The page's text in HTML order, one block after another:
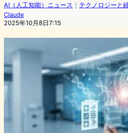
AI（人工知能）ニュース ｜ テクノロジーと
Claude
2025年10月8日7:15